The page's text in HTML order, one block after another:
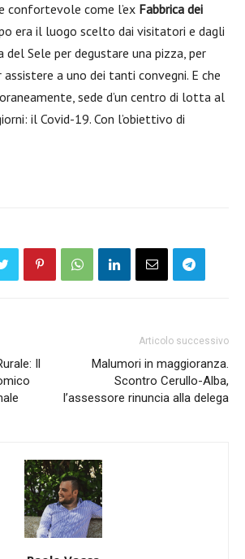
confortevole come l’ex Fabbrica dei
era il luogo scelto dai visitatori e dagli
Sele per degustare una pizza, per
a uno dei tanti convegni. E che
sede d’un centro di lotta al
il Covid-19. Con l’obiettivo di
Il
Articolo successivo
Malumori in maggioranza.
Scontro Cerullo-Alba,
l’assessore rinuncia alla delega